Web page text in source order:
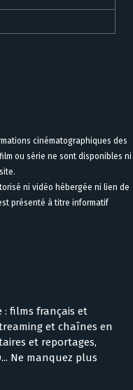
cinématographiques des
ou série ne sont disponibles ni
ni vidéo hébergée ni lien de
présenté à titre informatif
: films français et
et chaînes en
et reportages,
Ne manquez plus